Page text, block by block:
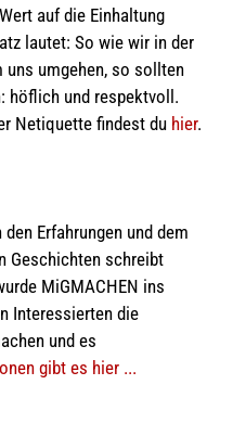
auf die Einhaltung
lautet: So wie wir in der
uns umgehen, so sollten
höflich und respektvoll.
Netiquette findest du hier.
Erfahrungen und dem
Geschichten schreibt
MiGMACHEN ins
Interessierten die
und es
gibt es hier ...